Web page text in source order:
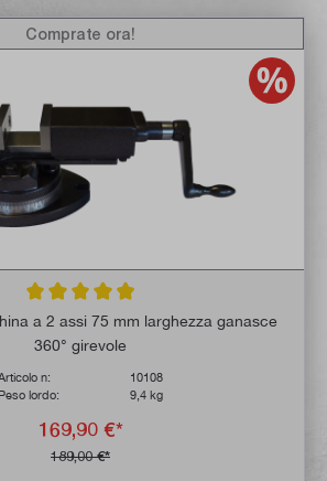
Valutazione media di 4.8 su 5 stelle
a 2 assi 75 mm larghezza ganasce
360° girevole
n:
10108
Peso lordo:
9,4 kg
169,90 €*
189,00 €*
Comprate ora!